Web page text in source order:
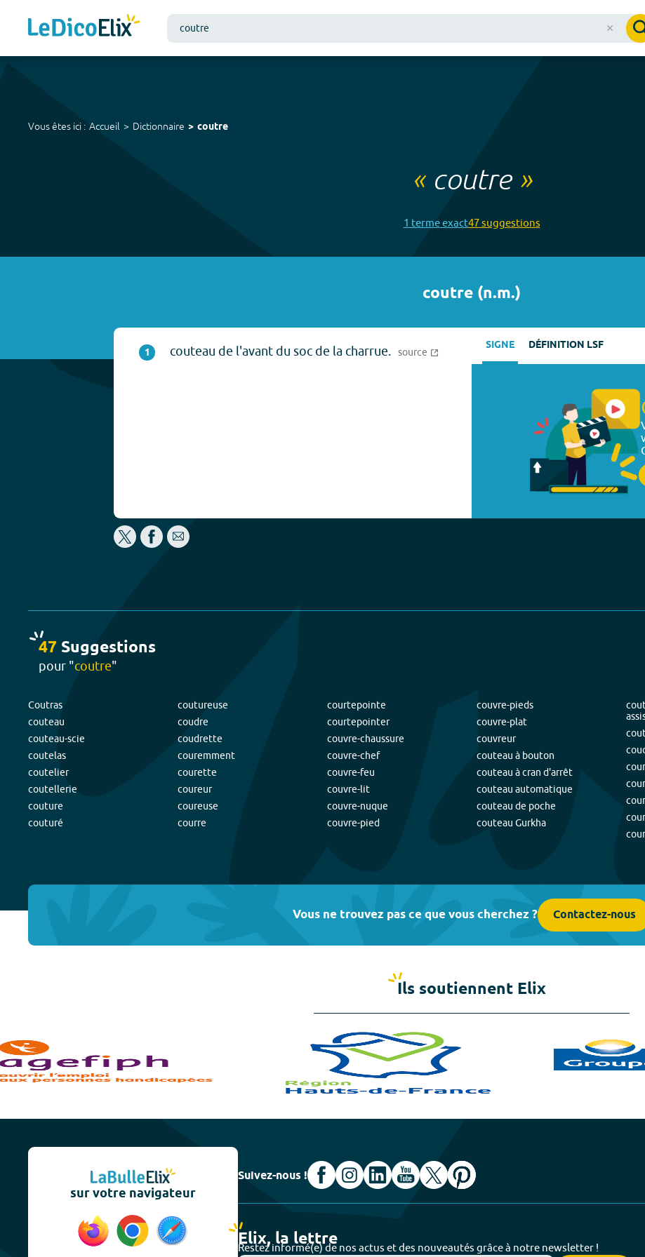
Vous êtes ici : Accueil Dictionnaire coutre
« coutre»
1 termeexact47suggestions
coutre (n.m.)
1 couteau de l'avant du soc de la charrue. source SIGNE DÉFINITION LSF
47 Suggestions
pour "coutre"
Coutras
couteau
couteau-scie
coutelas
coutelier
coutellerie
couture
couturé
coutureuse
coudre
coudrette
couremment
courette
coureur
coureuse
courre
courtepointe
courtepointer
couvre-chaussure
couvre-chef
couvre-feu
couvre-lit
couvre-nuque
couvre-pied
couvre-pieds
couvre-plat
couvreur
couteau à bouton
couteau à cran d'arrêt
couteau automatique
couteau de poche
couteau Gurkha
Vous ne trouvez pas ce que vous cherchez ? Contactez-nous
Ils soutiennent Elix
sur votre navigateur
Suivez-nous !
Elix, la lettre
Restez informé(e) de nos actus et des nouveautés grâce à notre newsletter !